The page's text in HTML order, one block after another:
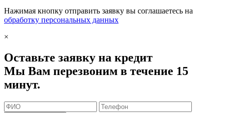
Нажимая кнопку отправить заявку вы соглашаетесь на
обработку персональных данных
×
Оставьте заявку на кредит
Мы Вам перезвоним в течение 15
минут.